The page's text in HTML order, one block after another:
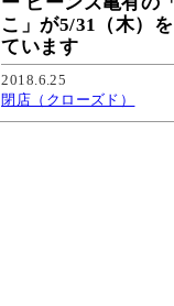
こ」が5/31（木）
ています
2018.6.25
閉店（クローズド）